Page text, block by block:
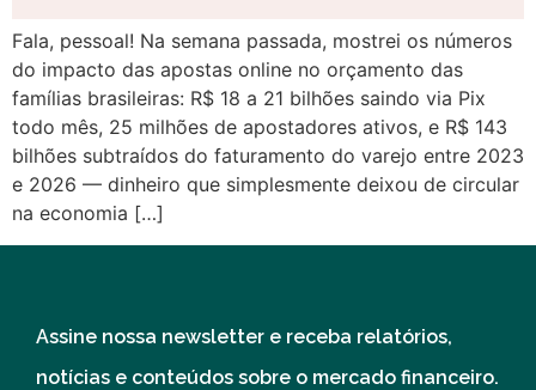
Fala, pessoal! Na semana passada, mostrei os números
do impacto das apostas online no orçamento das
famílias brasileiras: R$ 18 a 21 bilhões saindo via Pix
todo mês, 25 milhões de apostadores ativos, e R$ 143
bilhões subtraídos do faturamento do varejo entre 2023
e 2026 — dinheiro que simplesmente deixou de circular
na economia […]
Assine nossa newsletter e receba relatórios,
notícias e conteúdos sobre o mercado financeiro.